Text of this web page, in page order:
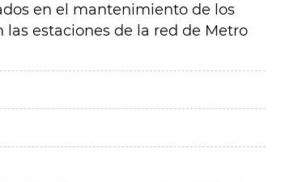
en el mantenimiento de los
estaciones de la red de Metro